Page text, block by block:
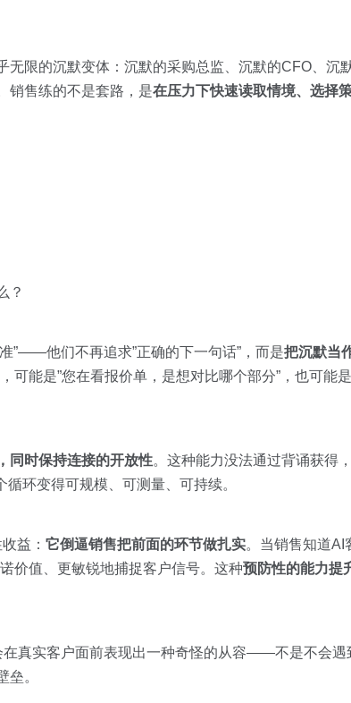
限的沉默变体：沉默的采购总监、沉默的CFO、沉
售练的不是套路，是在压力下快速读取情境、选择
？
”——他们不再追求”正确的下一句话”，而是把沉默当
能是”您在看报价单，是想对比哪个部分”，也可能是
同时保持连接的开放性。这种能力没法通过背诵获得
环变得可规模、可测量、可持续。
益： 它倒逼销售把前面的环节做扎实。当销售知道AI
价值、更敏锐地捕捉客户信号。这种预防性的能力提
在真实客户面前表现出一种奇怪的从容——不是不会遇
垒。